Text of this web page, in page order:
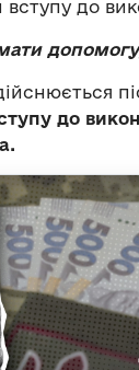
вступу до
до